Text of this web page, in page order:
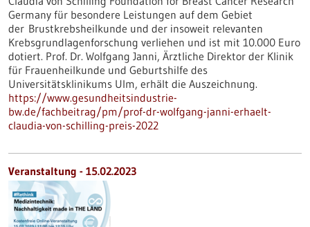
Germany für besondere Leistungen auf dem Gebiet
der Brustkrebsheilkunde und der insoweit relevanten
Krebsgrundlagenforschung verliehen und ist mit 10.000 Euro
dotiert. Prof. Dr. Wolfgang Janni, Ärztliche Direktor der Klinik
für Frauenheilkunde und Geburtshilfe des
Universitätsklinikums Ulm, erhält die Auszeichnung.
https://www.gesundheitsindustrie-
bw.de/fachbeitrag/pm/prof-dr-wolfgang-janni-erhaelt-
claudia-von-schilling-preis-2022
Veranstaltung - 15.02.2023